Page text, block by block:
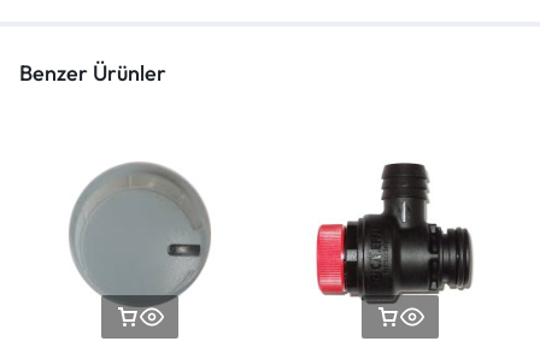
Benzer Ürünler